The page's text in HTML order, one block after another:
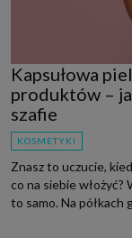
Kapsułowa
produktów –
szafie
KOSMETYKI
Znasz to uczucie,
co na siebie włożyć?
to samo. Na półkach
odżywki, które miały